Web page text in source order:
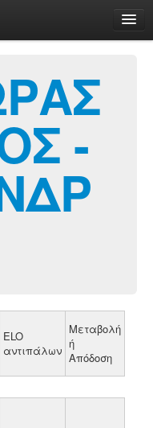
-
ELO
αντιπάλων
Μεταβολή
ή
Απόδοση